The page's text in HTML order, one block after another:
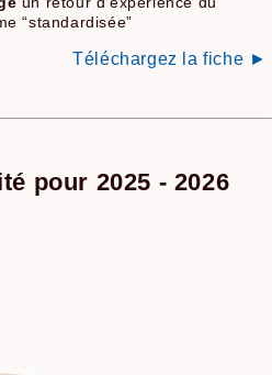
“standardisée”
Téléchargez la fiche ►
pour 2025 - 2026